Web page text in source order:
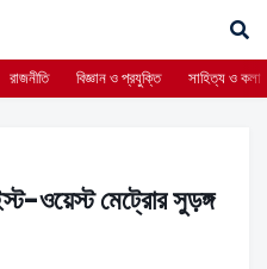
রাজনীতি বিজ্ঞান ও প্রযুক্তি সাহিত্য ও কলা
ওয়েস্ট মেট্রোর সুড়ঙ্গ